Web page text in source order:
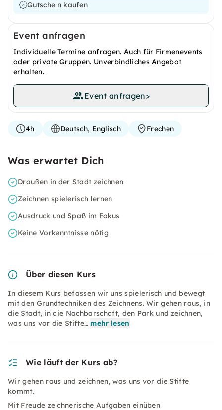
Gutschein kaufen
Event anfragen
Individuelle Termine anfragen. Auch für Firmenevents
oder private Gruppen. Unverbindliches Angebot
erhalten.
Event anfragen>
4h Deutsch, Englisch Frechen
Was erwartet Dich
Draußen in der Stadt zeichnen
Zeichnen spielerisch lernen
Ausdruck und Spaß im Fokus
Keine Vorkenntnisse nötig
Über diesen Kurs
In diesem Kurs befassen wir uns spielerisch und bewegt
mit den Grundtechniken des Zeichnens. Wir gehen raus, in
die Stadt, in die Nachbarschaft, den Park und zeichnen,
was uns vor die Stifte… mehr lesen
Wie läuft der Kurs ab?
Wir gehen raus und zeichnen, was uns vor die Stifte
kommt.
Mit Freude zeichnerische Aufgaben einüben